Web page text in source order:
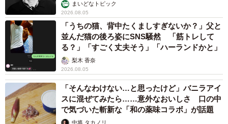
まいどなトピック
2026.08.05
「うちの猫、背中たくましすぎないか？」父と
並んだ猫の後ろ姿にSNS騒然 「筋トレして
る？」「すごく丈夫そう」「ハーランドかと」
梨木 香奈
2026.08.05
「そんなわけない…と思ったけど」バニラアイ
スに混ぜてみたら……意外なおいしさ 口の中
で気づいた斬新な「和の薬味コラボ」が話題
中将 タカノリ